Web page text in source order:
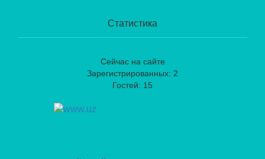
Статистика
Сейчас на сайте
Зарегистрированных: 2
Гостей: 15